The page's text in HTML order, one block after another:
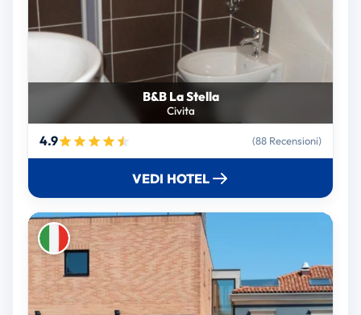
B&B La Stella
Civita
4.9 (88 Recensioni)
VEDI HOTEL